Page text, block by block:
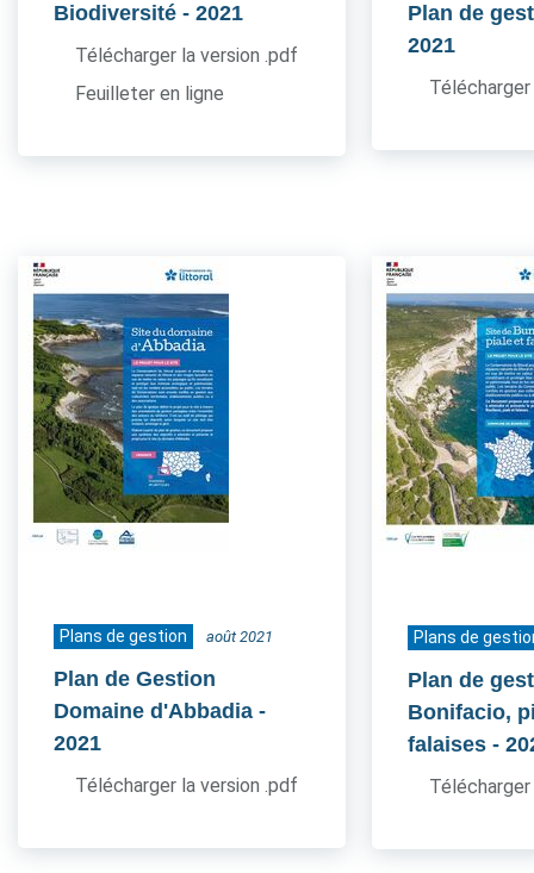
Biodiversité - 2021
Télécharger la version .pdf
Feuilleter en ligne
Plan de
2021
Plans de gestion août 2021
Plan de Gestion
Domaine d'Abbadia -
2021
Télécharger la version .pdf
Plans de
Plan de
Bonifacio,
falaises -